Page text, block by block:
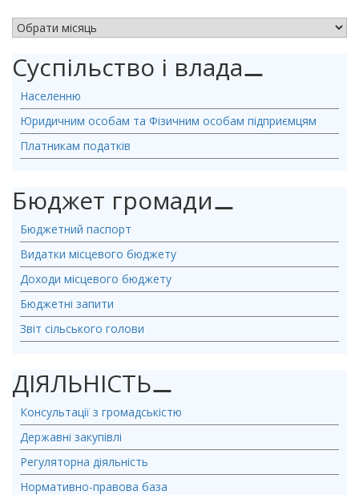
Суспільство і влада⚊
Населенню
Юридичним особам та Фізичним особам підприємцям
Платникам податків
Бюджет громади⚊
Бюджетний паспорт
Видатки місцевого бюджету
Доходи місцевого бюджету
Бюджетні запити
Звіт сільського голови
ДІЯЛЬНІСТЬ⚊
Консультації з громадськістю
Державні закупівлі
Регуляторна діяльність
Нормативно-правова база